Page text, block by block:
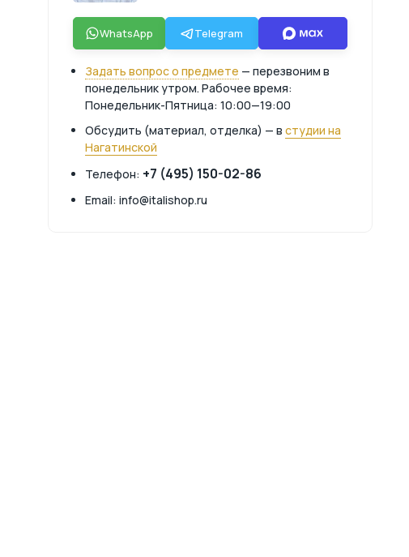
WhatsApp Telegram
Задать вопрос о предмете — перезвоним в
понедельник утром. Рабочее время:
Понедельник-Пятница: 10:00—19:00
Обсудить (материал, отделка) — в студии на
Нагатинской
Телефон: +7 (495) 150-02-86
Email: info@italishop.ru